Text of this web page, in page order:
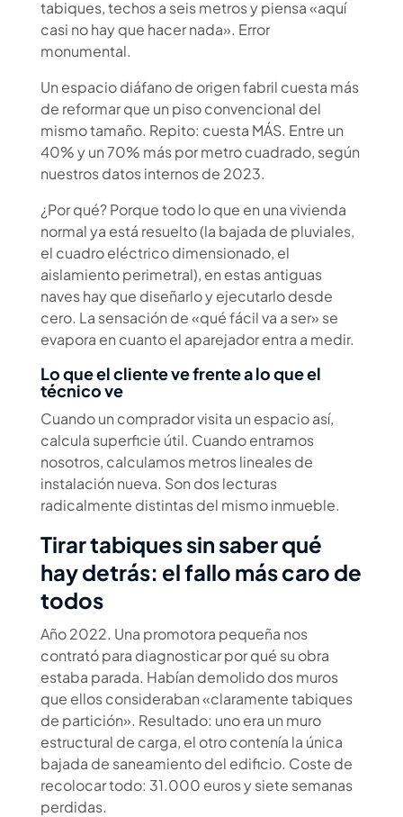
tabiques, techos a seis metros y piensa «aquí
casi no hay que hacer nada». Error
monumental.
Un espacio diáfano de origen fabril cuesta más
de reformar que un piso convencional del
mismo tamaño. Repito: cuesta MÁS. Entre un
40% y un 70% más por metro cuadrado, según
nuestros datos internos de 2023.
¿Por qué? Porque todo lo que en una vivienda
normal ya está resuelto (la bajada de pluviales,
el cuadro eléctrico dimensionado, el
aislamiento perimetral), en estas antiguas
naves hay que diseñarlo y ejecutarlo desde
cero. La sensación de «qué fácil va a ser» se
evapora en cuanto el aparejador entra a medir.
Lo que el cliente ve frente a lo que el
técnico ve
Cuando un comprador visita un espacio así,
calcula superficie útil. Cuando entramos
nosotros, calculamos metros lineales de
instalación nueva. Son dos lecturas
radicalmente distintas del mismo inmueble.
Tirar tabiques sin saber qué
hay detrás: el fallo más caro de
todos
Año 2022. Una promotora pequeña nos
contrató para diagnosticar por qué su obra
estaba parada. Habían demolido dos muros
que ellos consideraban «claramente tabiques
de partición». Resultado: uno era un muro
estructural de carga, el otro contenía la única
bajada de saneamiento del edificio. Coste de
recolocar todo: 31.000 euros y siete semanas
perdidas.